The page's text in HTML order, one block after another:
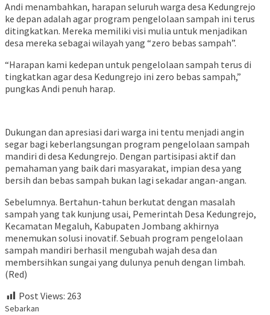
Andi menambahkan, harapan seluruh warga desa Kedungrejo
ke depan adalah agar program pengelolaan sampah ini terus
ditingkatkan. Mereka memiliki visi mulia untuk menjadikan
desa mereka sebagai wilayah yang “zero bebas sampah”.
“Harapan kami kedepan untuk pengelolaan sampah terus di
tingkatkan agar desa Kedungrejo ini zero bebas sampah,”
pungkas Andi penuh harap.
Dukungan dan apresiasi dari warga ini tentu menjadi angin
segar bagi keberlangsungan program pengelolaan sampah
mandiri di desa Kedungrejo. Dengan partisipasi aktif dan
pemahaman yang baik dari masyarakat, impian desa yang
bersih dan bebas sampah bukan lagi sekadar angan-angan.
Sebelumnya. Bertahun-tahun berkutat dengan masalah
sampah yang tak kunjung usai, Pemerintah Desa Kedungrejo,
Kecamatan Megaluh, Kabupaten Jombang akhirnya
menemukan solusi inovatif. Sebuah program pengelolaan
sampah mandiri berhasil mengubah wajah desa dan
membersihkan sungai yang dulunya penuh dengan limbah.
(Red)
Post Views: 263
Sebarkan